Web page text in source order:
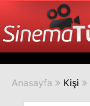
Anasayfa Kişi